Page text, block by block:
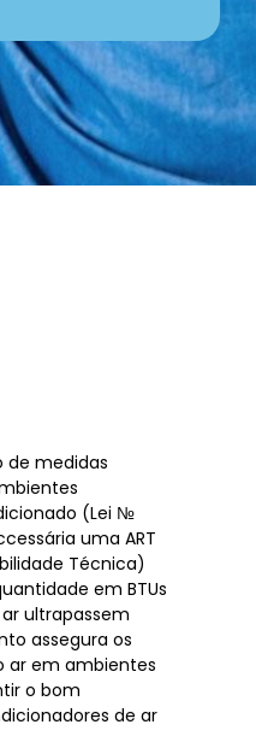
de medidas
(Lei №
uma ART
Técnica)
em BTUs
ultrapassem
assegura os
ar em ambientes
o bom
de ar